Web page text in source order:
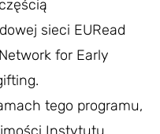
sieci EURead
for Early
tego programu,